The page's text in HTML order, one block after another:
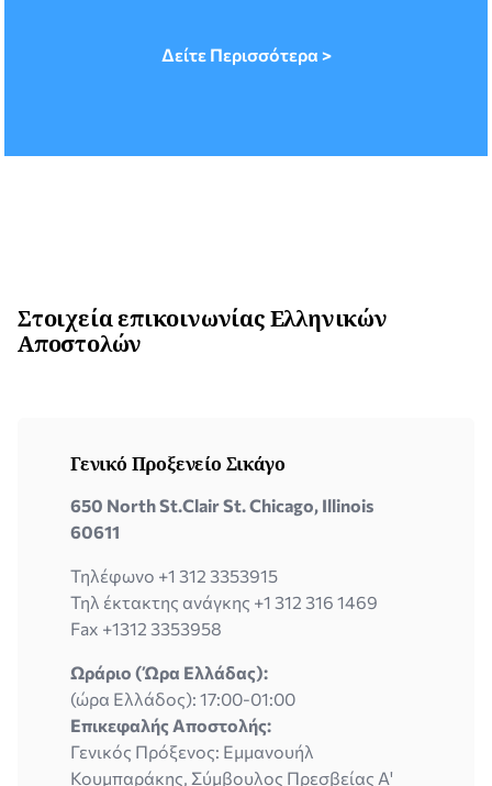
κατάταξης, η οποία διαρκεί μέχρι
χορηγείται με το […]
Δείτε Περισσότερα >
Στοιχεία επικοινωνίας Ελληνικών
Αποστολών
Γενικό Προξενείο Σικάγο
650 North St.Clair St. Chicago, Illinois
60611
Τηλέφωνο +1 312 3353915
Τηλ έκτακτης ανάγκης +1 312 316 1469
Fax +1312 3353958
Ωράριο (Ώρα Ελλάδας):
(ώρα Eλλάδος): 17:00-01:00
Επικεφαλής Αποστολής:
Γενικός Πρόξενος: Εμμανουήλ
Κουμπαράκης, Σύμβουλος Πρεσβείας Α'